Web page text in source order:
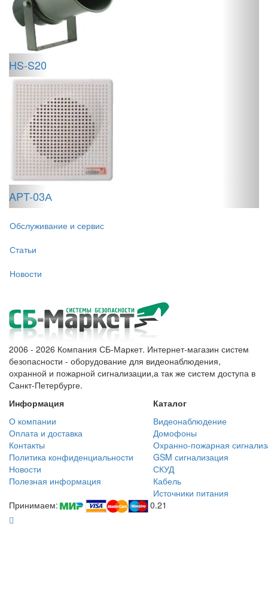
HS-S20
APT-03А
Обслуживание и сервис
Статьи
Новости
2006 - 2026 Компания СБ-Маркет. Интернет-магазин систем
безопасности - оборудование для видеонаблюдения,
охранной и пожарной сигнализации,а так же систем доступа в
Санкт-Петербурге.
Информация
Каталог
О компании
Видеонаблюдение
Оплата и доставка
Домофоны
Контакты
Охранно-пожарная
Политика конфиденциальности
GSM сигнализация
Новости
СКУД
Полезная информация
Кабель
Источники питания
Принимаем:
0.21